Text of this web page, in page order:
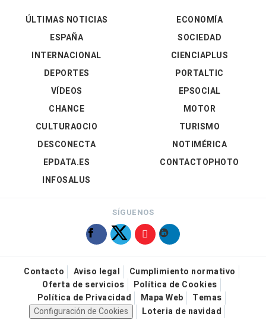
ÚLTIMAS NOTICIAS
ESPAÑA
INTERNACIONAL
DEPORTES
VÍDEOS
ECONOMÍA
SOCIEDAD
CIENCIAPLUS
PORTALTIC
EPSOCIAL
CHANCE
CULTURAOCIO
DESCONECTA
EPDATA.ES
INFOSALUS
MOTOR
TURISMO
NOTIMÉRICA
CONTACTOPHOTO
SÍGUENOS
Contacto Aviso legal
Cumplimiento normativo
Oferta de servicios
Política de Cookies
Política de Privacidad
Mapa Web
Temas
Configuración de Cookies
Loteria de navidad